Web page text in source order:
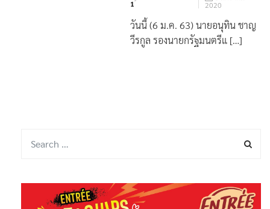
Byกองบรรณาธิการ
1
6 มกราคม
2020
วันนี้ (6 ม.ค. 63) นายอนุทิน ชาญ